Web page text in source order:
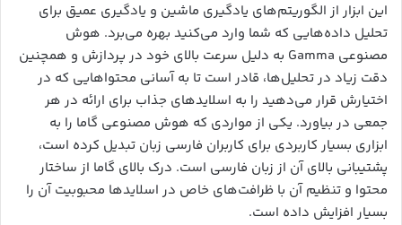
این ابزار از الگوریتم‌های یادگیری ماشین و یادگیری عمیق برای
تحلیل داده‌هایی که شما وارد می‌کنید بهره می‌برد. هوش
مصنوعی Gamma به دلیل سرعت بالای خود در پردازش و همچنین
دقت زیاد در تحلیل‌ها، قادر است تا به آسانی محتواهایی که در
اختیارش قرار می‌دهید را به اسلایدهای جذاب برای ارائه در هر
جمعی در بیاورد. یکی از مواردی که هوش مصنوعی گاما را به
ابزاری بسیار کاربردی برای کاربران فارسی زبان تبدیل کرده است،
پشتیبانی بالای آن از زبان فارسی است. درک بالای گاما از ساختار
محتوا و تنظیم آن با ظرافت‌های خاص در اسلایدها محبوبیت آن را
بسیار افزایش داده است.